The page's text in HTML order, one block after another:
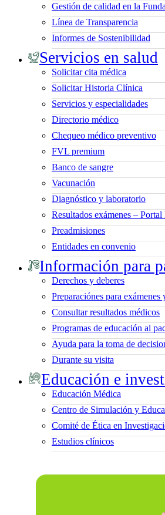
Gestión de calidad en la
Línea de Transparencia
Informes de Sostenibilidad
Servicios en salud
Solicitar cita médica
Solicitar Historia Clínica
Servicios y especialidades
Directorio médico
Chequeo médico preventivo
FVL premium
Banco de sangre
Vacunación
Diagnóstico y laboratorio
Resultados exámenes –
Preadmisiones
Entidades en convenio
Información para
Derechos y deberes
Preparaciónes para
Consultar resultados médicos
Programas de educación al
Ayuda para la toma de
Durante su visita
Educación e
Educación Médica
Centro de Simulación y
Comité de Ética en
Estudios clínicos